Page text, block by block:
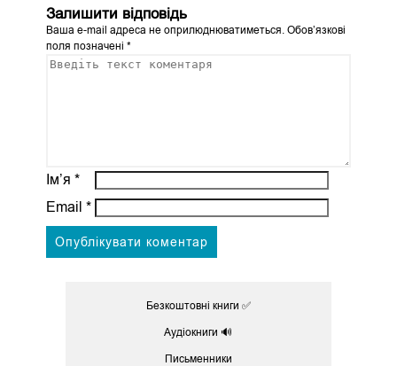
Залишити відповідь
Ваша e-mail адреса не оприлюднюватиметься. Обов’язкові
поля позначені *
Ім’я *
Email *
Безкоштовні книги ✅
Аудіокниги 🔊
Письменники